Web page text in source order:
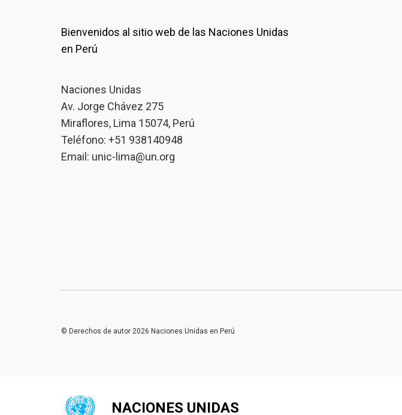
Bienvenidos al sitio web de las Naciones Unidas
en Perú
Naciones Unidas
Av. Jorge Chávez 275
Miraflores, Lima 15074, Perú
Teléfono: +51 938140948
Email: unic-lima@un.org
© Derechos de autor 2026 Naciones Unidas en Perú
NACIONES UNIDAS